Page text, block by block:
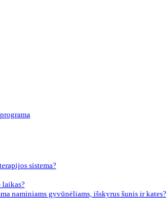
sistema?
naminiams gyvūnėliams, išskyrus šunis ir kates?